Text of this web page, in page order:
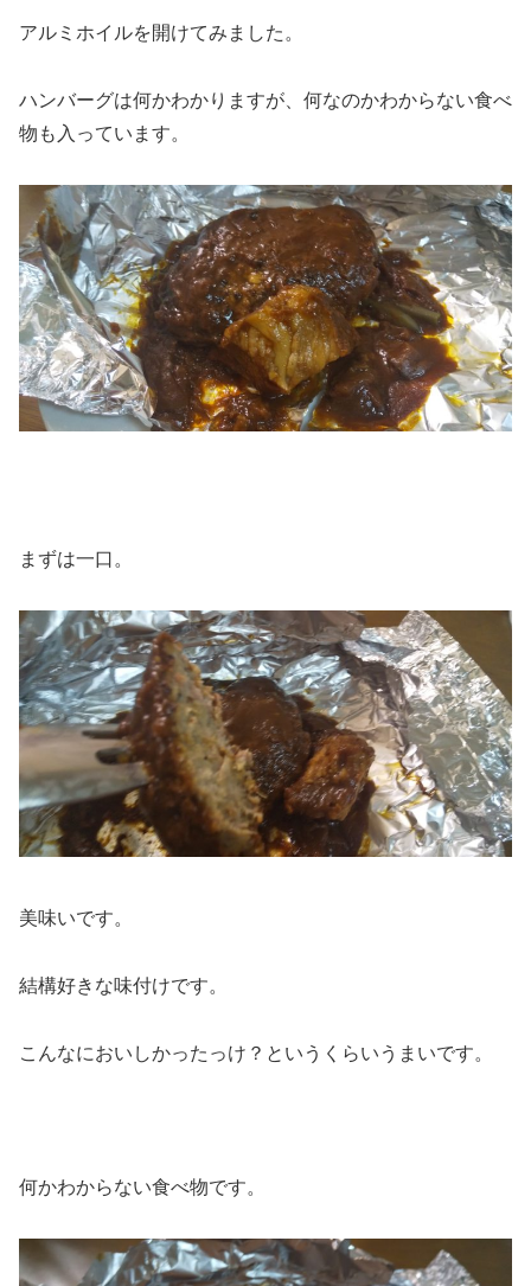
アルミホイルを開けてみました。
ハンバーグは何かわかりますが、何なのかわからない食べ
物も入っています。
まずは一口。
美味いです。
結構好きな味付けです。
こんなにおいしかったっけ？というくらいうまいです。
何かわからない食べ物です。